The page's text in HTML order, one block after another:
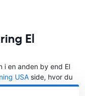
El
i en anden by end El
USA side, hvor du
at leje en bil.